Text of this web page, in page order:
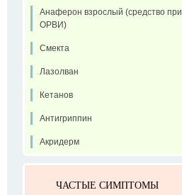
Анаферон взрослый (средство при
ОРВИ)
Смекта
Лазолван
Кетанов
Антигриппин
Акридерм
ЧАСТЫЕ СИМПТОМЫ